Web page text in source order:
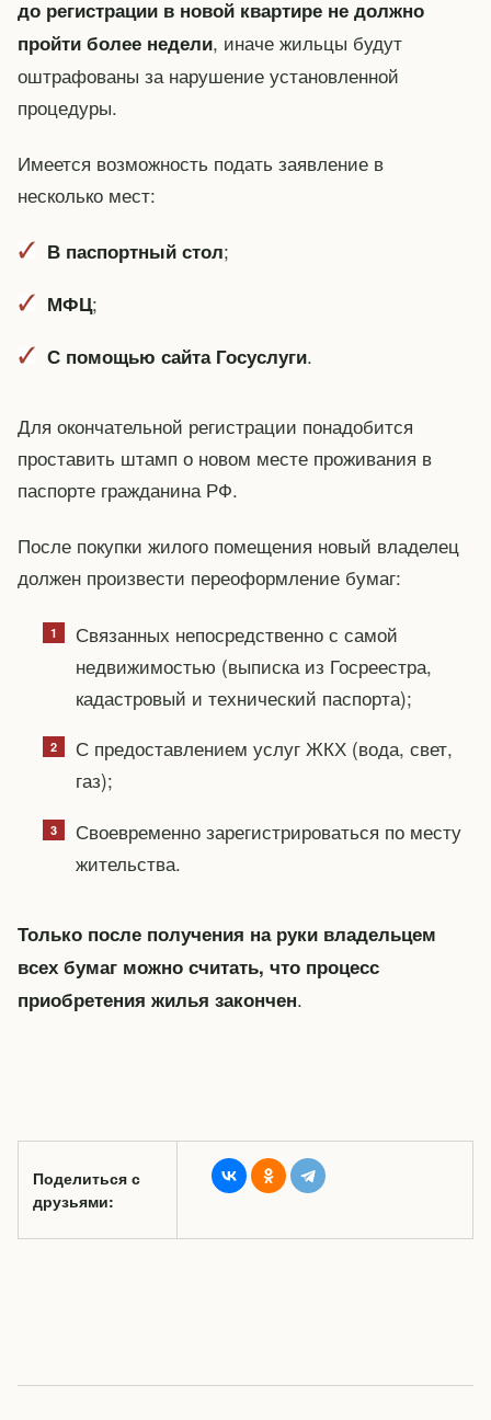
до регистрации в новой квартире не должно
пройти более недели, иначе жильцы будут
оштрафованы за нарушение установленной
процедуры.
Имеется возможность подать заявление в
несколько мест:
В паспортный стол;
МФЦ;
С помощью сайта Госуслуги.
Для окончательной регистрации понадобится
проставить штамп о новом месте проживания в
паспорте гражданина РФ.
После покупки жилого помещения новый владелец
должен произвести переоформление бумаг:
Связанных непосредственно с самой
недвижимостью (выписка из Госреестра,
кадастровый и технический паспорта);
С предоставлением услуг ЖКХ (вода, свет,
газ);
Своевременно зарегистрироваться по месту
жительства.
Только после получения на руки владельцем
всех бумаг можно считать, что процесс
приобретения жилья закончен.
Поделиться с
друзьями: